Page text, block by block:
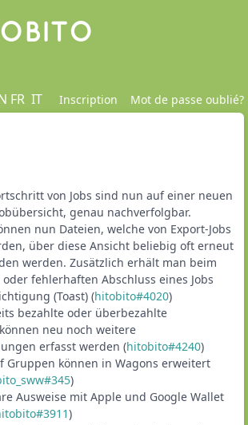
FR IT Inscription Mot de passe oublié?
von Jobs sind nun auf einer neuen
genau nachverfolgbar.
nun Dateien, welche von Export-Jobs
über diese Ansicht beliebig oft erneut
werden. Zusätzlich erhält man beim
fehlerhaften Abschluss eines Jobs
(Toast) (hitobito#4020)
bezahlte oder überbezahlte
neu noch weitere
erfasst werden (hitobito#4240)
Gruppen können in Wagons erweitert
)
Ausweise mit Apple und Google Wallet
)